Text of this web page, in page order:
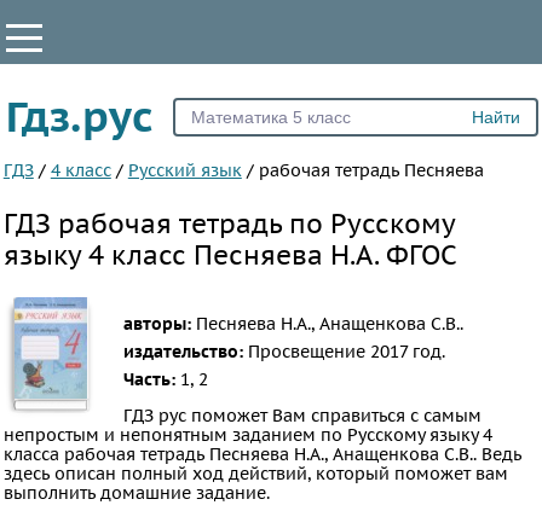
Все
1
3
4
5
6
7
8
9
10
Гдз.рус
ГДЗ / 4 класс / Русский язык / рабочая тетрадь Песняева
ГДЗ рабочая тетрадь по Русскому
языку 4 класс Песняева Н.А. ФГОС
авторы: Песняева Н.А., Анащенкова С.В..
издательство: Просвещение2017 год.
Часть:1, 2
ГДЗ рус поможет Вам справиться с самым
непростым и непонятным заданием по Русскому языку 4
класса рабочая тетрадь Песняева Н.А., Анащенкова С.В.. Ведь
здесь описан полный ход действий, который поможет вам
выполнить домашние задание.